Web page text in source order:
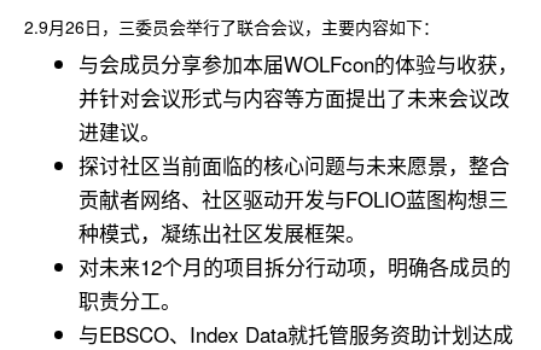
2.9月26日，三委员会举行了联合会议，主要内容如下：
与会成员分享参加本届WOLFcon的体验与收获，
并针对会议形式与内容等方面提出了未来会议改
进建议。
探讨社区当前面临的核心问题与未来愿景，整合
贡献者网络、社区驱动开发与FOLIO蓝图构想三
种模式，凝练出社区发展框架。
对未来12个月的项目拆分行动项，明确各成员的
职责分工。
与EBSCO、Index Data就托管服务资助计划达成